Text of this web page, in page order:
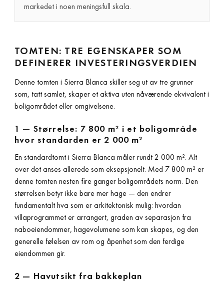
markedet i noen meningsfull skala.
TOMTEN: TRE EGENSKAPER SOM
DEFINERER INVESTERINGSVERDIEN
Denne tomten i Sierra Blanca skiller seg ut av tre grunner
som, tatt samlet, skaper et aktiva uten nåværende ekvivalent i
boligområdet eller omgivelsene.
1 — Størrelse: 7 800 m² i et boligområde
hvor standarden er 2 000 m²
En standardtomt i Sierra Blanca måler rundt 2 000 m². Alt
over det anses allerede som eksepsjonelt. Med 7 800 m² er
denne tomten nesten fire ganger boligområdets norm. Den
størrelsen betyr ikke bare mer hage — den endrer
fundamentalt hva som er arkitektonisk mulig: hvordan
villaprogrammet er arrangert, graden av separasjon fra
naboeiendommer, hagevolumene som kan skapes, og den
generelle følelsen av rom og åpenhet som den ferdige
eiendommen gir.
2 — Havutsikt fra bakkeplan